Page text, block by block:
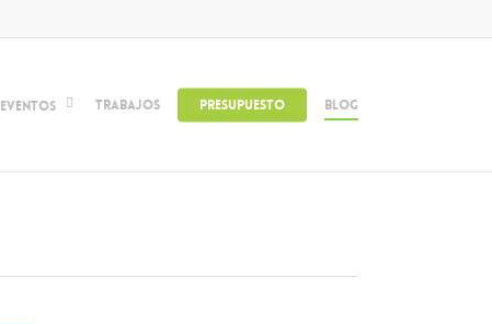
Eventos Trabajos Presupuesto Blog